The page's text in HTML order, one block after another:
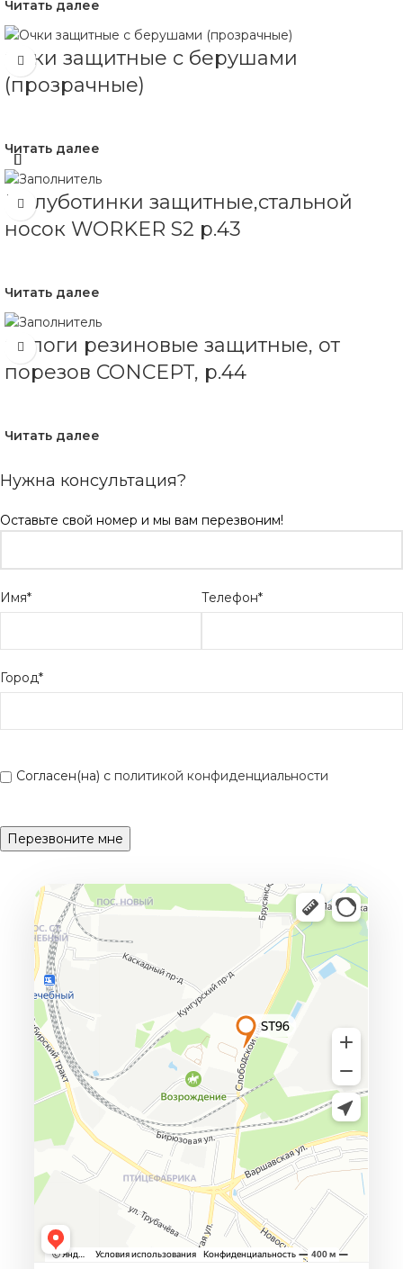
Читать далее
Очки защитные с берушами
(прозрачные)
Читать далее
Полуботинки защитные,стальной
носок WORKER S2 р.43
Читать далее
Сапоги резиновые защитные, от
порезов CONCEPT, р.44
Читать далее
Нужна консультация?
Оставьте свой номер и мы вам перезвоним!
Имя* Телефон*
Город*
Согласен(на) с политикой конфиденциальности